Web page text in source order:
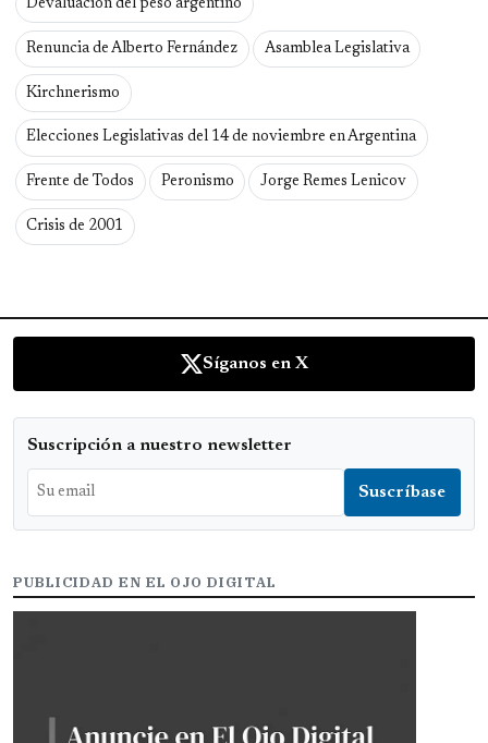
Devaluación del peso argentino
Renuncia de Alberto Fernández Asamblea Legislativa
Kirchnerismo
Elecciones Legislativas del 14 de noviembre en Argentina
Frente de Todos Peronismo Jorge Remes Lenicov
Crisis de 2001
Síganos en X
Suscripción a nuestro newsletter
PUBLICIDAD EN EL OJO DIGITAL